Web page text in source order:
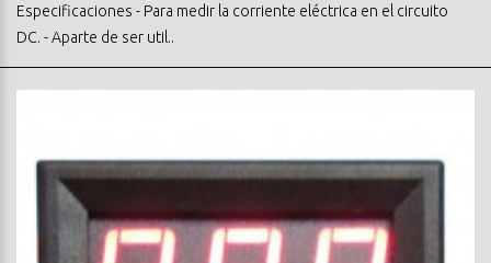
Especificaciones - Para medir la corriente eléctrica en el circuito
DC. - Aparte de ser util..